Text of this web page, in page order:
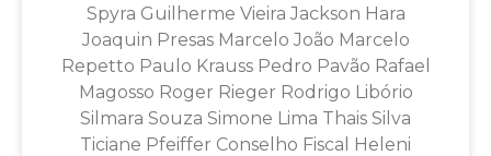
Spyra Guilherme Vieira Jackson Hara
Joaquin Presas Marcelo João Marcelo
Repetto Paulo Krauss Pedro Pavão Rafael
Magosso Roger Rieger Rodrigo Libório
Silmara Souza Simone Lima Thais Silva
Ticiane Pfeiffer Conselho Fiscal Heleni